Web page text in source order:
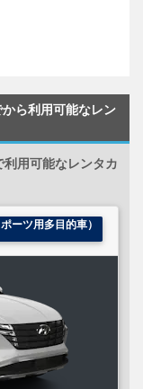
ら利用可能なレン
用可能なレンタカ
ーツ用多目的車）